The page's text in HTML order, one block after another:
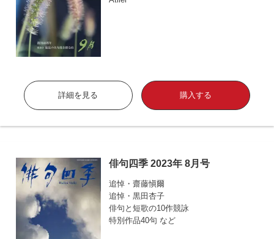
詳細を見る 購入する
俳句四季 2023年 8月号
追悼・齋藤愼爾
追悼・黒田杏子
俳句と短歌の10作競詠
特別作品40句 など